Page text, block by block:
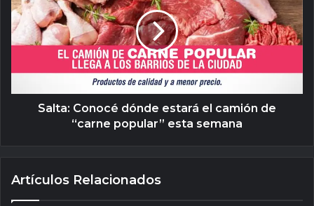
Salta: Conocé dónde estará el camión de
“carne popular” esta semana
Artículos Relacionados